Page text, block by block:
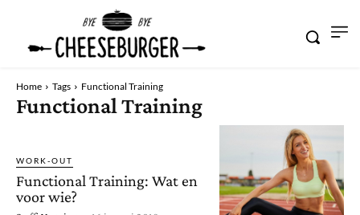
Home Tags Functional Training
Functional Training
WORK-OUT
Functional Training: Wat en
voor wie?